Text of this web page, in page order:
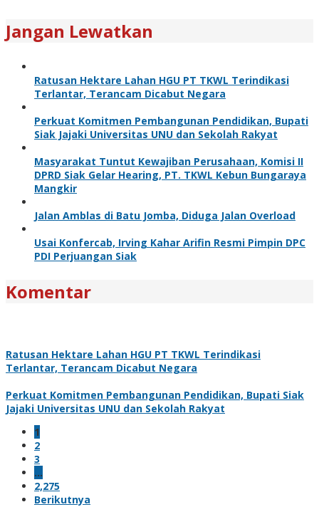
Jangan Lewatkan
Ratusan Hektare Lahan HGU PT TKWL Terindikasi
Terlantar, Terancam Dicabut Negara
Perkuat Komitmen Pembangunan Pendidikan, Bupati
Siak Jajaki Universitas UNU dan Sekolah Rakyat
Masyarakat Tuntut Kewajiban Perusahaan, Komisi II
DPRD Siak Gelar Hearing, PT. TKWL Kebun Bungaraya
Mangkir
Jalan Amblas di Batu Jomba, Diduga Jalan Overload
Usai Konfercab, Irving Kahar Arifin Resmi Pimpin DPC
PDI Perjuangan Siak
Komentar
Ratusan Hektare Lahan HGU PT TKWL Terindikasi
Terlantar, Terancam Dicabut Negara
Perkuat Komitmen Pembangunan Pendidikan, Bupati Siak
Jajaki Universitas UNU dan Sekolah Rakyat
1
2
3
…
2,275
Berikutnya